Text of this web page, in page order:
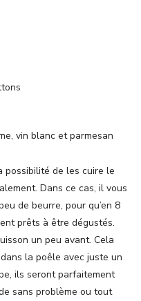
vin blanc et parmesan
possibilité de les cuire le
Dans ce cas, il vous
de beurre, pour qu’en 8
prêts à être dégustés.
un peu avant. Cela
la poêle avec juste un
ils seront parfaitement
sans problème ou tout